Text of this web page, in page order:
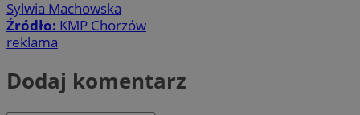
Sylwia Machowska
Źródło: KMP Chorzów
reklama
Dodaj komentarz